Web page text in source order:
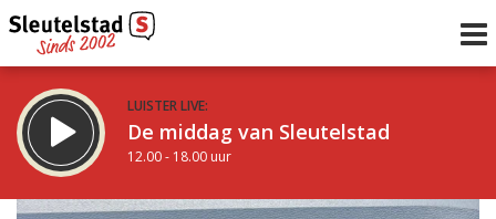
LUISTER LIVE:
De middag van Sleutelstad
12.00 - 18.00 uur
STRAKS: